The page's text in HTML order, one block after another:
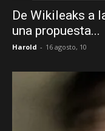
De Wikileaks a
una propuesta...
Harold - 16 agosto, 10